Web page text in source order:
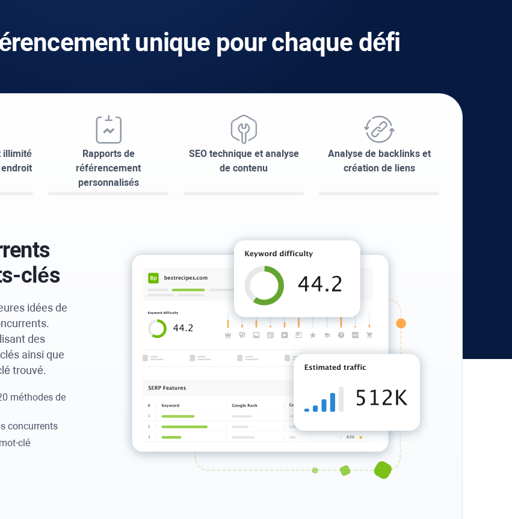
unique pour chaque défi
illimité
Rapports de
référencement
personnalisés
SEO technique et analyse
de contenu
Analyse de backlinks et
création de liens
clés
idées de
des
ainsi que
trouvé.
méthodes de
concurrents
clé